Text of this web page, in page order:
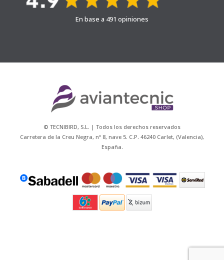
En base a 491 opiniones
© TECNIBIRD, S.L. | Todos los derechos reservados
Carretera de la Creu Negra, nº 8, nave 5. C.P. 46240 Carlet, (Valencia),
España.